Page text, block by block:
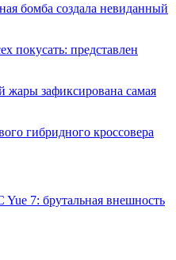
бомба создала невиданный
покусать: представлен
жары зафиксирована самая
гибридного кроссовера
7: брутальная внешность